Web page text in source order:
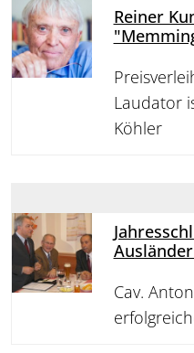
Reiner
Laudator
Köhler
Cav.